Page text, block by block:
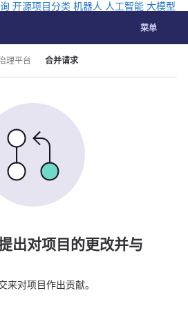
开源项目分类 机器人 人工智能 大模型
切换导航
菜单
理平台 合并请求
出对项目的更改并与
来对项目作出贡献。